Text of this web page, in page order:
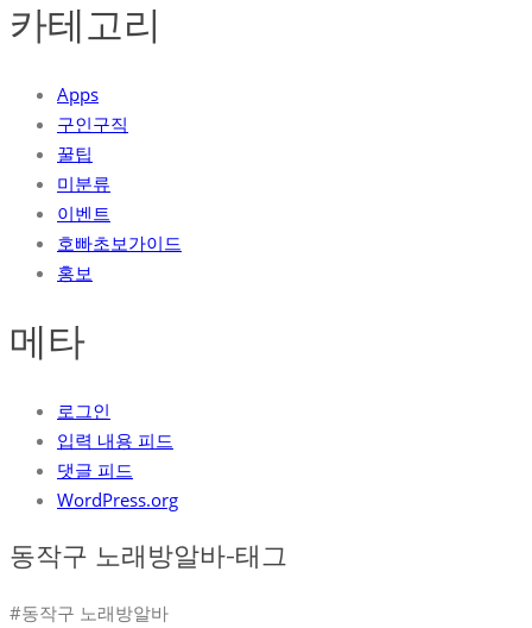
카테고리
Apps
구인구직
꿀팁
미분류
이벤트
호빠초보가이드
홍보
메타
로그인
입력 내용 피드
댓글 피드
WordPress.org
동작구 노래방알바-태그
#동작구 노래방알바